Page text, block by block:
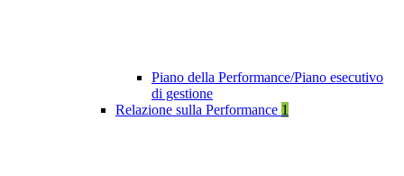
Piano della Performance/Piano esecutivo
di gestione
Relazione sulla Performance 1